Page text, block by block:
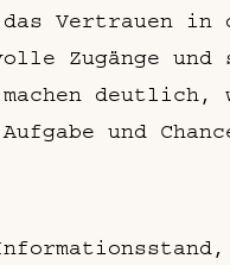
Vertrauen in
Zugänge
machen
und